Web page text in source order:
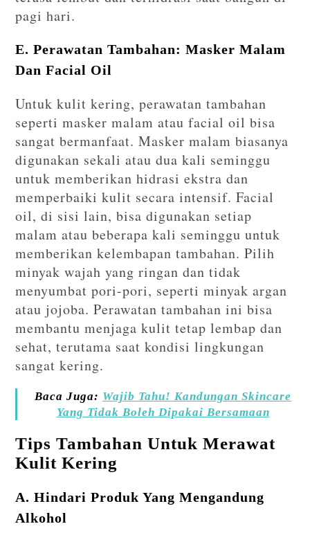
pagi hari.
E. Perawatan Tambahan: Masker Malam
Dan Facial Oil
Untuk kulit kering, perawatan tambahan
seperti masker malam atau facial oil bisa
sangat bermanfaat. Masker malam biasanya
digunakan sekali atau dua kali seminggu
untuk memberikan hidrasi ekstra dan
memperbaiki kulit secara intensif. Facial
oil, di sisi lain, bisa digunakan setiap
malam atau beberapa kali seminggu untuk
memberikan kelembapan tambahan. Pilih
minyak wajah yang ringan dan tidak
menyumbat pori-pori, seperti minyak argan
atau jojoba. Perawatan tambahan ini bisa
membantu menjaga kulit tetap lembap dan
sehat, terutama saat kondisi lingkungan
sangat kering.
Baca Juga: Wajib Tahu! Kandungan Skincare
Yang Tidak Boleh Dipakai Bersamaan
Tips Tambahan Untuk Merawat
Kulit Kering
A. Hindari Produk Yang Mengandung
Alkohol